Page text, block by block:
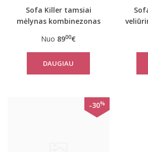
Sofa Killer tamsiai
mėlynas kombinezonas
Nuo 8900€
DAUGIAU
-30%